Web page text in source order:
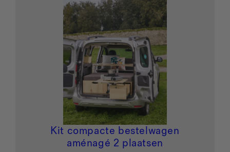
Kit compacte bestelwagen
aménagé 2 plaatsen